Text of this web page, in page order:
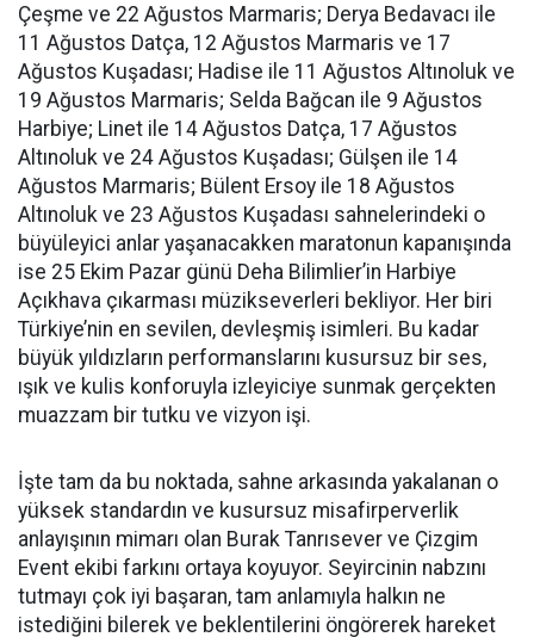
Çeşme ve 22 Ağustos Marmaris; Derya Bedavacı ile
11 Ağustos Datça, 12 Ağustos Marmaris ve 17
Ağustos Kuşadası; Hadise ile 11 Ağustos Altınoluk ve
19 Ağustos Marmaris; Selda Bağcan ile 9 Ağustos
Harbiye; Linet ile 14 Ağustos Datça, 17 Ağustos
Altınoluk ve 24 Ağustos Kuşadası; Gülşen ile 14
Ağustos Marmaris; Bülent Ersoy ile 18 Ağustos
Altınoluk ve 23 Ağustos Kuşadası sahnelerindeki o
büyüleyici anlar yaşanacakken maratonun kapanışında
ise 25 Ekim Pazar günü Deha Bilimlier’in Harbiye
Açıkhava çıkarması müzikseverleri bekliyor. Her biri
Türkiye’nin en sevilen, devleşmiş isimleri. Bu kadar
büyük yıldızların performanslarını kusursuz bir ses,
ışık ve kulis konforuyla izleyiciye sunmak gerçekten
muazzam bir tutku ve vizyon işi.
İşte tam da bu noktada, sahne arkasında yakalanan o
yüksek standardın ve kusursuz misafirperverlik
anlayışının mimarı olan Burak Tanrısever ve Çizgim
Event ekibi farkını ortaya koyuyor. Seyircinin nabzını
tutmayı çok iyi başaran, tam anlamıyla halkın ne
istediğini bilerek ve beklentilerini öngörerek hareket